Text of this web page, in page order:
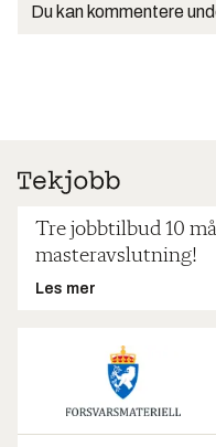
Du kan kommentere
Tre jobbtilbud 10
masteravslutning!
Les mer